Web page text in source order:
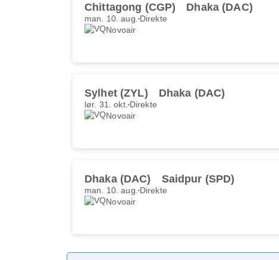
Chittagong (CGP) Dhaka (DAC)
man. 10. aug. Direkte
Novoair
Sylhet (ZYL) Dhaka (DAC)
lør. 31. okt. Direkte
Novoair
Dhaka (DAC) Saidpur (SPD)
man. 10. aug. Direkte
Novoair